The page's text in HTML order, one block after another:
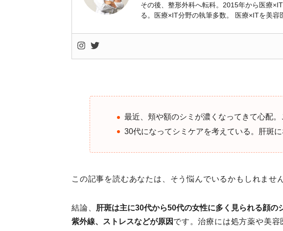
その後、整形外科へ転科。2015年から医療
る。医療×IT分野の執筆多数。 医療×ITを美容
最近、頬や額のシミが濃くなってきて心配。
30代になってシミケアを考えている。肝斑
この記事を読むあなたは、そう悩んでいるかもしれません
結論、 肝斑は主に30代から50代の女性に多く見られる顔の
紫外線、ストレスなどが原因 です。治療には処方薬や美容